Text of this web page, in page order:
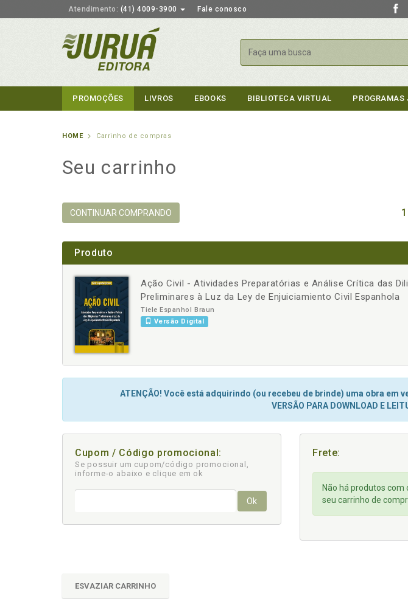
Atendimento: (41) 4009-3900 Fale conosco
Buscar
PROMOÇÕES LIVROS EBOOKS BIBLIOTECA VIRTUAL PROGRAMAS
HOME Carrinho de compras
Seu carrinho
CONTINUAR COMPRANDO
Produto
Ação Civil - Atividades Preparatórias e Análise Crítica das
Preliminares à Luz da Ley de Enjuiciamiento Civil Espanhola
Tiele Espanhol Braun
Versão Digital
- +
ATENÇÃO! Você está adquirindo (ou recebeu de brinde) uma obra
VERSÃO PARA DOWNLOAD E
Cupom / Código promocional:
Se possuir um cupom/código promocional,
informe-o abaixo e clique em ok
Ok
Frete:
Não há produtos
seu carrinho de
ESVAZIAR CARRINHO